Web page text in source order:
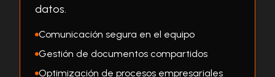
datos.
Comunicación segura en el equipo
Gestión de documentos compartidos
Optimización de procesos empresariales